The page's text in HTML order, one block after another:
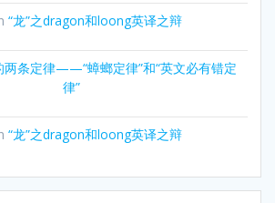
“龙”之dragon和loong英译之辩
两条定律——“蟑螂定律”和“英文必有错定
律”
“龙”之dragon和loong英译之辩